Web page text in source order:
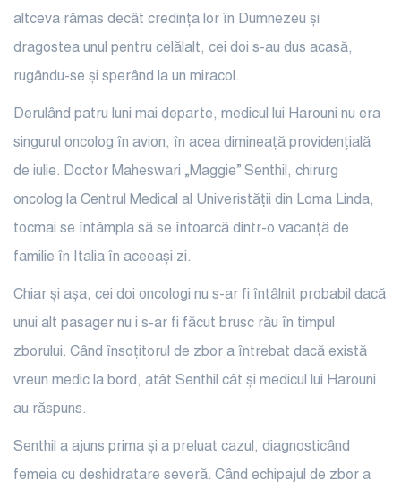
altceva rămas decât credința lor în Dumnezeu și
dragostea unul pentru celălalt, cei doi s-au dus acasă,
rugându-se și sperând la un miracol.
Derulând patru luni mai departe, medicul lui Harouni nu era
singurul oncolog în avion, în acea dimineață providențială
de iulie. Doctor Maheswari „Maggie” Senthil, chirurg
oncolog la Centrul Medical al Univeristății din Loma Linda,
tocmai se întâmpla să se întoarcă dintr-o vacanță de
familie în Italia în aceeași zi.
Chiar și așa, cei doi oncologi nu s-ar fi întâlnit probabil dacă
unui alt pasager nu i s-ar fi făcut brusc rău în timpul
zborului. Când însoțitorul de zbor a întrebat dacă există
vreun medic la bord, atât Senthil cât și medicul lui Harouni
au răspuns.
Senthil a ajuns prima și a preluat cazul, diagnosticând
femeia cu deshidratare severă. Când echipajul de zbor a